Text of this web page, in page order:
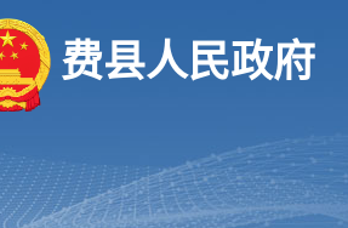
费县人民政府